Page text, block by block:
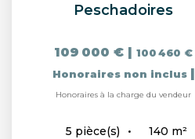
Peschadoires
109 000 € | 100 460 €
Honoraires non inclus |
Honoraires à la charge du vendeur
5 pièce(s) 140 m²